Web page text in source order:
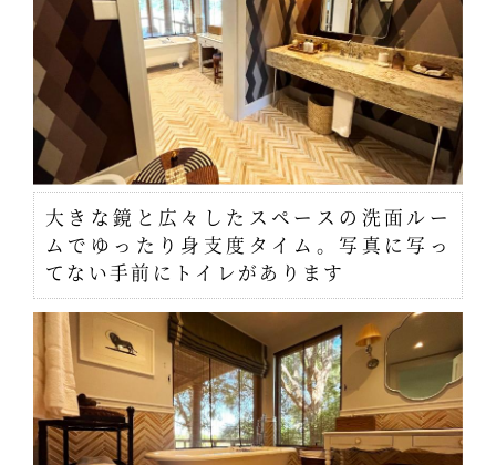
大きな鏡と広々したスペースの洗面ルー
ムでゆったり身支度タイム。写真に写っ
てない手前にトイレがあります